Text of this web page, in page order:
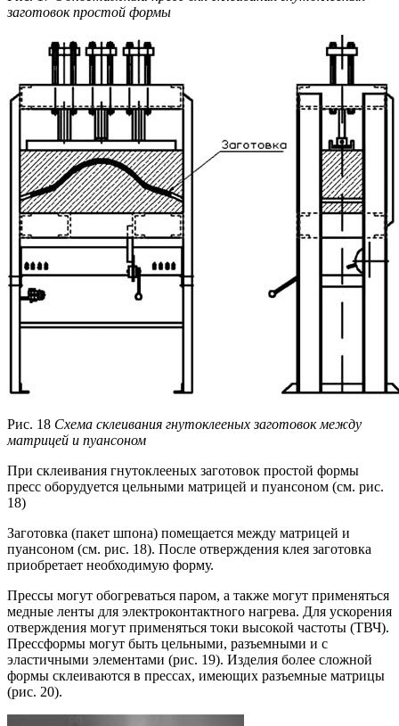
заготовок простой формы
Рис. 18 Схема склеивания гнутоклееных заготовок между
матрицей и пуансоном
При склеивания гнутоклееных заготовок простой формы
пресс оборудуется цельными матрицей и пуансоном (см. рис.
18)
Заготовка (пакет шпона) помещается между матрицей и
пуансоном (см. рис. 18). После отверждения клея заготовка
приобретает необходимую форму.
Прессы могут обогреваться паром, а также могут применяться
медные ленты для электроконтактного нагрева. Для ускорения
отверждения могут применяться токи высокой частоты (ТВЧ).
Прессформы могут быть цельными, разъемными и с
эластичными элементами (рис. 19). Изделия более сложной
формы склеиваются в прессах, имеющих разъемные матрицы
(рис. 20).